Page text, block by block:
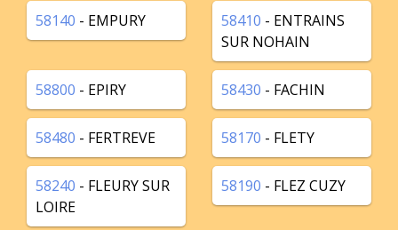
58140 - EMPURY 58410 - ENTRAINS
SUR NOHAIN
58800 - EPIRY 58430 - FACHIN
58480 - FERTREVE 58170 - FLETY
58240 - FLEURY SUR
LOIRE
58190 - FLEZ CUZY